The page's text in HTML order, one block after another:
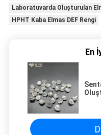
Laboratuvarda Oluşturulan
HPHT Kaba Elmas DEF Rengi
En